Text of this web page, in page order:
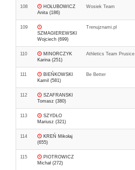
108
HOŁUBOWICZ
Anita (186)
Wosiek Team
109
SZMAGIEREWSKI
Wojciech (699)
Trenujznami.pl
110
MINORCZYK
Karina (251)
Athletics Team Prusice
111
BIEŃKOWSKI
Kamil (581)
Be Better
112
SZAFRANSKI
Tomasz (380)
113
SZYDŁO
Mariusz (321)
114
KREŃ Mikołaj
(655)
115
PIOTROWICZ
Michał (272)